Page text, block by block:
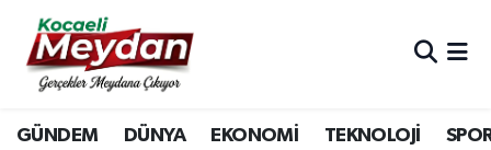
GÜNDEM DÜNYA EKONOMİ TEKNOLOJİ
Nöbetçi Eczaneler
Hava Durumu